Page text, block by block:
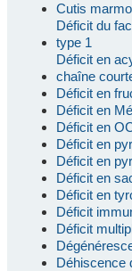
Cutis
Déficit du
type 1
Déficit en
chaîne
Déficit en
Déficit en
Déficit en
Déficit en
Déficit en
Déficit en
Déficit en
Déficit
Déficit
Déhiscence